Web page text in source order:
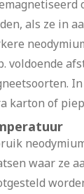
als ze in
voldoende
karton of
waar ze